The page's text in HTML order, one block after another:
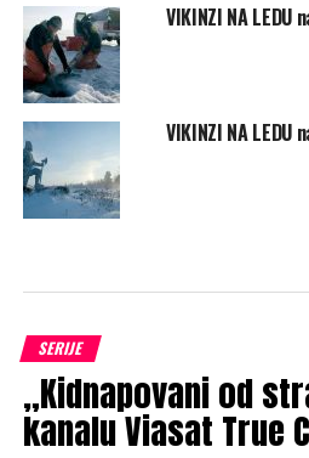
VIKINZI NA LEDU
VIKINZI NA LEDU
SERIJE
„Kidnapovani od
kanalu Viasat True